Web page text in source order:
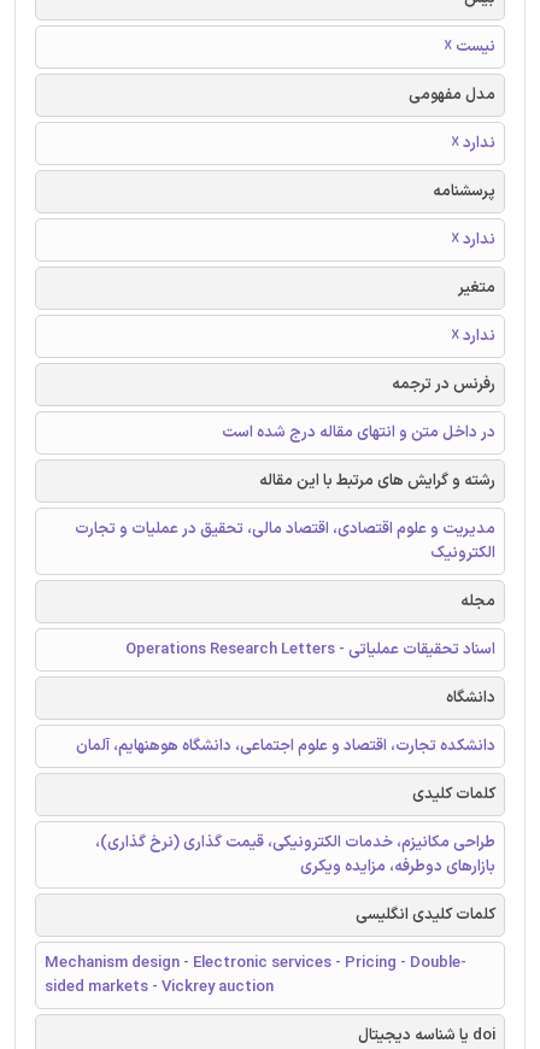
نیست ☓
مدل مفهومی
ندارد ☓
پرسشنامه
ندارد ☓
متغیر
ندارد ☓
رفرنس در ترجمه
در داخل متن و انتهای مقاله درج شده است
رشته و گرایش های مرتبط با این مقاله
مدیریت و علوم اقتصادی، اقتصاد مالی، تحقیق در عملیات و تجارت
الکترونیک
مجله
اسناد تحقیقات عملیاتی - Operations Research Letters
دانشگاه
دانشکده تجارت، اقتصاد و علوم اجتماعی، دانشگاه هوهنهایم، آلمان
کلمات کلیدی
طراحی مکانیزم، خدمات الکترونیکی، قیمت گذاری (نرخ گذاری)،
بازارهای دوطرفه، مزایده ویکری
کلمات کلیدی انگلیسی
Mechanism design - Electronic services - Pricing - Double-
sided markets - Vickrey auction
doi یا شناسه دیجیتال